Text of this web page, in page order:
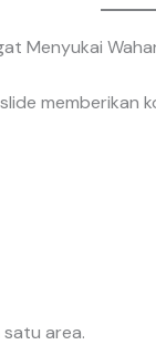
Menyukai
memberikan
area.